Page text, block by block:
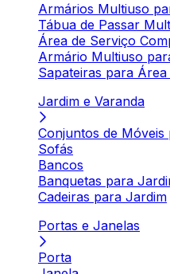
Armários Multiuso
Tábua de Passar
Área de Serviço
Armário Multiuso
Sapateiras para
Jardim e Varanda
Conjuntos de Móveis
Sofás
Bancos
Banquetas para
Cadeiras para Jardim
Portas e Janelas
Porta